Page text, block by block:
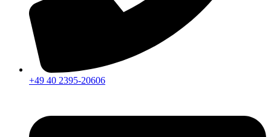
+49 40 2395-20606